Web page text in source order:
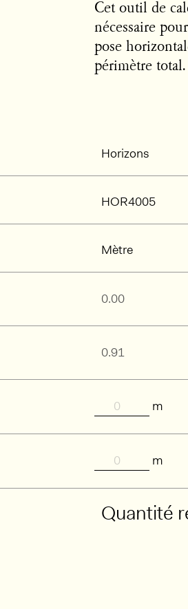
Cet outil de
nécessaire
pose
périmètre total.
m
m
Quantité